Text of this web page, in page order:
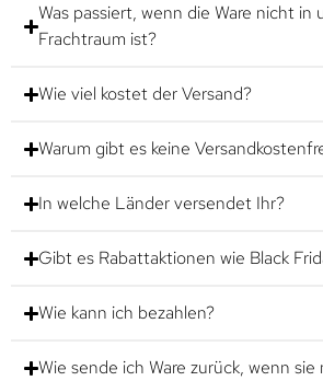
Was passiert, wenn die Ware nicht in
Frachtraum ist?
Wie viel kostet der Versand?
Warum gibt es keine
In welche Länder versendet Ihr?
Gibt es Rabattaktionen wie Black
Wie kann ich bezahlen?
Wie sende ich Ware zurück, wenn